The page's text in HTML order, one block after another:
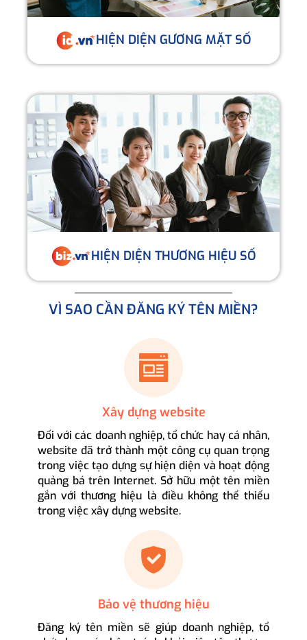
HIỆN DIỆN GƯƠNG MẶT SỐ
HIỆN DIỆN THƯƠNG HIỆU SỐ
VÌ SAO CẦN ĐĂNG KÝ TÊN MIỀN?
Xây dựng website
Đối với các doanh nghiệp, tổ chức hay cá nhân,
website đã trở thành một công cụ quan trọng
trong việc tạo dựng sự hiện diện và hoạt động
quảng bá trên Internet. Sở hữu một tên miền
gắn với thương hiệu là điều không thể thiếu
trong việc xây dựng website.
Bảo vệ thương hiệu
Đăng ký tên miền sẽ giúp doanh nghiệp, tổ